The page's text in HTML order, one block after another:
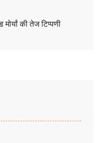
की तेज टिप्पणी